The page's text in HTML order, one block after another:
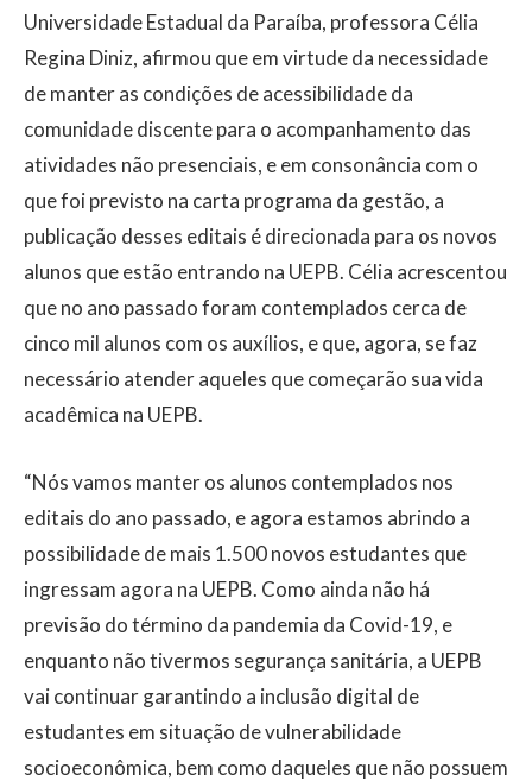
Universidade Estadual da Paraíba, professora Célia
Regina Diniz, afirmou que em virtude da necessidade
de manter as condições de acessibilidade da
comunidade discente para o acompanhamento das
atividades não presenciais, e em consonância com o
que foi previsto na carta programa da gestão, a
publicação desses editais é direcionada para os novos
alunos que estão entrando na UEPB. Célia acrescentou
que no ano passado foram contemplados cerca de
cinco mil alunos com os auxílios, e que, agora, se faz
necessário atender aqueles que começarão sua vida
acadêmica na UEPB.
“Nós vamos manter os alunos contemplados nos
editais do ano passado, e agora estamos abrindo a
possibilidade de mais 1.500 novos estudantes que
ingressam agora na UEPB. Como ainda não há
previsão do término da pandemia da Covid-19, e
enquanto não tivermos segurança sanitária, a UEPB
vai continuar garantindo a inclusão digital de
estudantes em situação de vulnerabilidade
socioeconômica, bem como daqueles que não possuem